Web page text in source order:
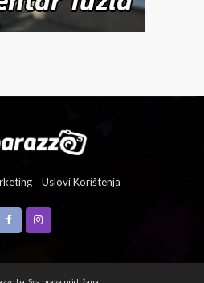
Uslovi Korištenja